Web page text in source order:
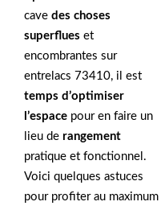
cave des choses
superflues et
encombrantes sur
entrelacs 73410, il est
temps d’optimiser
l’espace pour en faire un
lieu de rangement
pratique et fonctionnel.
Voici quelques astuces
pour profiter au maximum